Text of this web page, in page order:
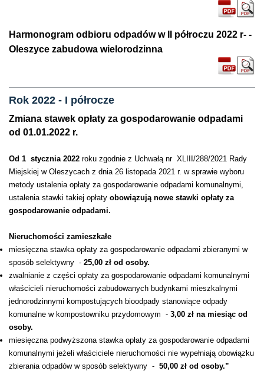
Harmonogram odbioru odpadów w II półroczu 2022 r- -
Oleszyce zabudowa wielorodzinna
Rok 2022 - I półrocze
Zmiana stawek opłaty za gospodarowanie odpadami
od 01.01.2022 r.
Od 1 stycznia 2022 roku zgodnie z Uchwałą nr XLIII/288/2021 Rady
Miejskiej w Oleszycach z dnia 26 listopada 2021 r. w sprawie wyboru
metody ustalenia opłaty za gospodarowanie odpadami komunalnymi,
ustalenia stawki takiej opłaty obowiązują nowe stawki opłaty za
gospodarowanie odpadami.
Nieruchomości zamieszkałe
miesięczna stawka opłaty za gospodarowanie odpadami zbieranymi w
sposób selektywny - 25,00 zł od osoby.
zwalnianie z części opłaty za gospodarowanie odpadami komunalnymi
właścicieli nieruchomości zabudowanych budynkami mieszkalnymi
jednorodzinnymi kompostujących bioodpady stanowiące odpady
komunalne w kompostowniku przydomowym - 3,00 zł na miesiąc od
osoby.
miesięczna podwyższona stawka opłaty za gospodarowanie odpadami
komunalnymi jeżeli właściciele nieruchomości nie wypełniają obowiązku
zbierania odpadów w sposób selektywny - 50,00 zł od osoby.”